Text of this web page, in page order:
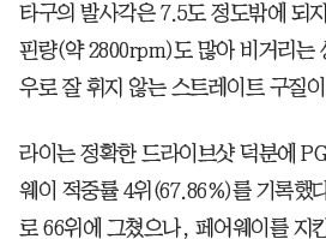
타구의 발사각은 7.5도 정도밖에 되
핀량(약 2800rpm)도 많아 비거리는
우로 잘 휘지 않는 스트레이트 구질
라이는 정확한 드라이브샷 덕분에
웨이 적중률 4위(67.86%)를 기록했
로 66위에 그쳤으나, 페어웨이를 지